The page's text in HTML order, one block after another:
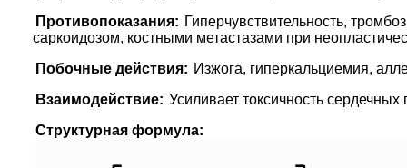
Противопоказания: Гиперчувствительность,
саркоидозом, костными метастазами при
Побочные действия: Изжога, гиперкальциемия,
Взаимодействие: Усиливает токсичность сердечных
Структурная формула: